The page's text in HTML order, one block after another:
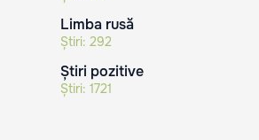
Limba rusă
Știri: 292
Știri pozitive
Știri: 1721